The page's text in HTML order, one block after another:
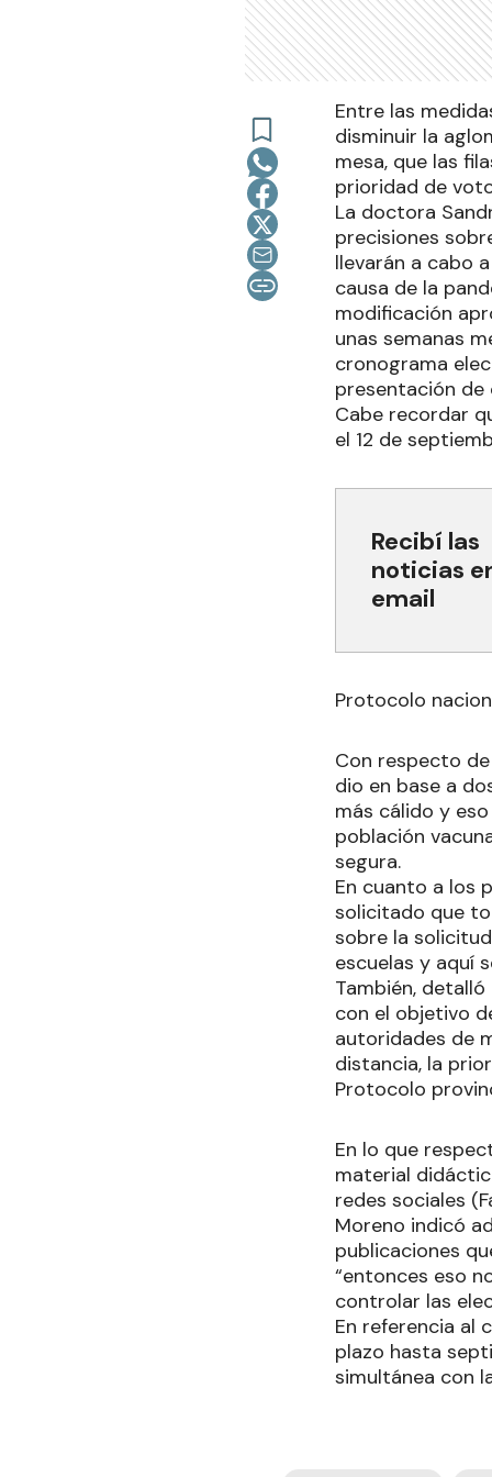
Entre las
disminuir la
mesa, que las
prioridad de
La doctora
precisiones
llevarán a cabo
causa de la
modificación
unas semanas
cronograma
presentación de
Cabe recordar
el 12 de
Recibí las
noticias
email
Protocolo
Con respecto
dio en base a
más cálido y
población
segura.
En cuanto a los
solicitado que
sobre la
escuelas y aquí
También,
con el objetivo
autoridades de
distancia, la
Protocolo
En lo que
material
redes sociales
Moreno indicó
publicaciones
“entonces eso
controlar las
En referencia al
plazo hasta
simultánea con